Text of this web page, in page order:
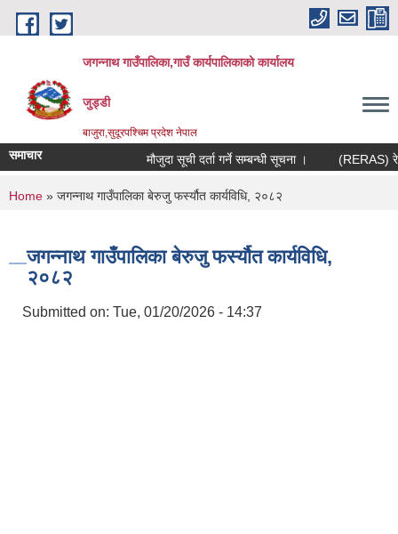
Skip to main content
जगन्नाथ गाउँपालिका,गाउँ कार्यपालिकाको कार्यालय
जुड्डी
बाजुरा,सुदूरपश्चिम प्रदेश नेपाल
समाचार मौजुदा सूची दर्ता गर्ने सम्बन्धी सूचना । (RERAS)
You are here
Home » जगन्नाथ गाउँपालिका बेरुजु फर्स्यौत कार्यविधि, २०८२
जगन्नाथ गाउँपालिका बेरुजु फर्स्यौत कार्यविधि,
२०८२
Submitted on: Tue, 01/20/2026 - 14:37